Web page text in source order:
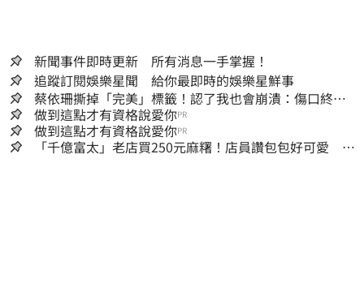
新聞事件即時更新 所有消息一手掌握！
追蹤訂閱娛樂星聞 給你最即時的娛樂星鮮事
蔡依珊撕掉「完美」標籤！認了我也會崩潰：傷口終究
會癒合
做到這點才有資格說愛你PR
做到這點才有資格說愛你PR
「千億富太」老店買250元麻糬！店員讚包包好可愛 笑